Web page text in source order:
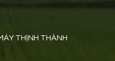
THỊNH THÀNH